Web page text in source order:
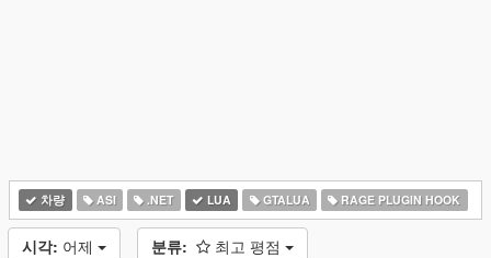
차량 ASI .NET LUA GTALUA RAGE PLUGIN HOOK
시각: 어제 분류: 최고 평점